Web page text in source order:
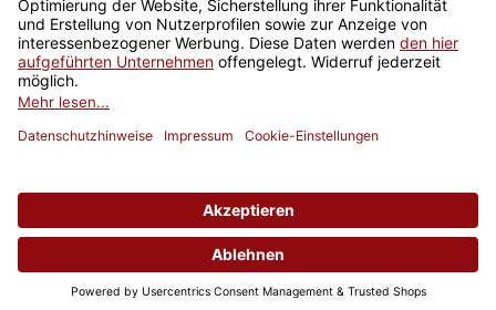
Newsletter